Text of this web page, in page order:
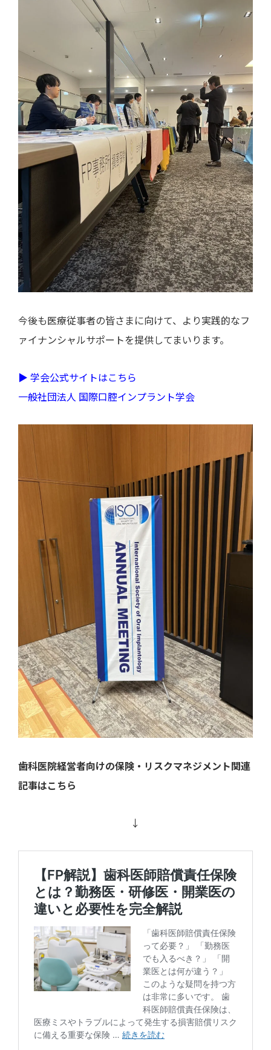
今後も医療従事者の皆さまに向けて、より実践的なフ
ァイナンシャルサポートを提供してまいります。
▶ 学会公式サイトはこちら
一般社団法人 国際口腔インプラント学会
歯科医院経営者向けの保険・リスクマネジメント関連
記事はこちら
↓